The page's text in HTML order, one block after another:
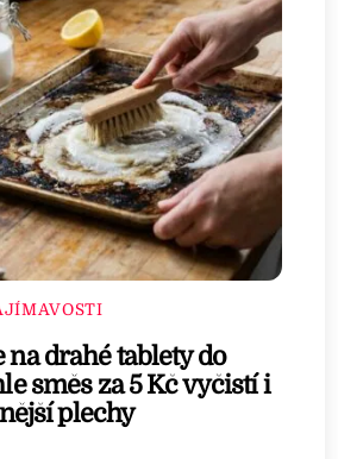
na drahé tablety do
směs za 5 Kč vyčistí i
plechy